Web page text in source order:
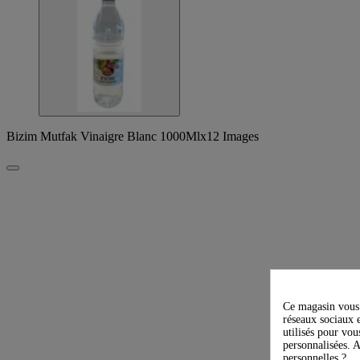
Bizim Mutfak Vinaigre Blanc 1000Mlx12 Images
Ce magasin
réseaux sociaux
utilisés pour
personnalisées.